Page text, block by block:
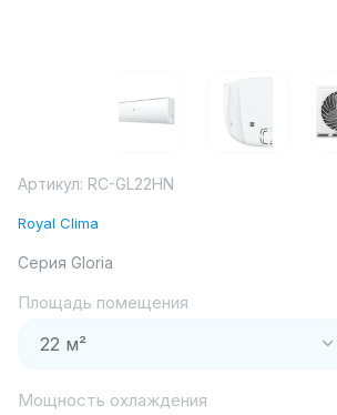
Артикул: RC-GL22HN
Royal Clima
Серия Gloria
Площадь помещения
Мощность охлаждения